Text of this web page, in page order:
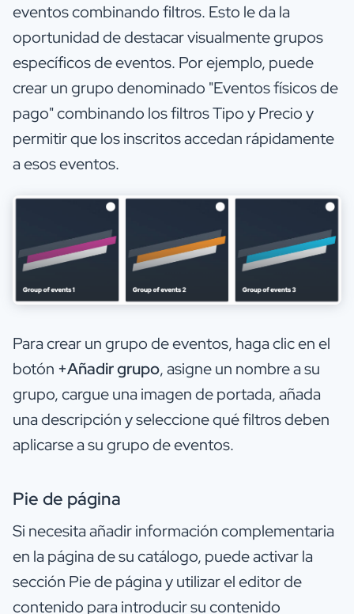
eventos combinando filtros. Esto le da la
oportunidad de destacar visualmente grupos
específicos de eventos. Por ejemplo, puede
crear un grupo denominado "Eventos físicos de
pago" combinando los filtros Tipo y Precio y
permitir que los inscritos accedan rápidamente
a esos eventos.
Para crear un grupo de eventos, haga clic en el
botón +Añadir grupo, asigne un nombre a su
grupo, cargue una imagen de portada, añada
una descripción y seleccione qué filtros deben
aplicarse a su grupo de eventos.
Pie de página
Si necesita añadir información complementaria
en la página de su catálogo, puede activar la
sección Pie de página y utilizar el editor de
contenido para introducir su contenido